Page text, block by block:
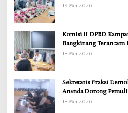
Kekosongan Obat demi
19 Mei 2026
Komisi II DPRD
Bangkinang Terancam
18 Mei 2026
Sekretaris Fraksi
Ananda Dorong
Kompensasi untuk
18 Mei 2026